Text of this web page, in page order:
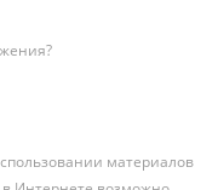
материалов